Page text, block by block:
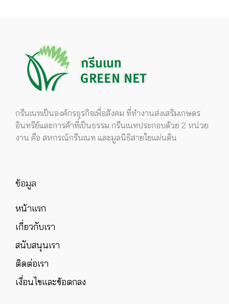
กรีนเนทเป็นองค์กรธุรกิจเพื่อสังคม ที่ทำงานส่งเสริมเกษตร
อินทรีย์และการค้าที่เป็นธรรม กรีนเนทประกอบด้วย 2 หน่วย
งาน คือ สหกรณ์กรีนเนท และมูลนิธิสายใยแผ่นดิน
ข้อมูล
หน้าแรก
เกี่ยวกับเรา
สนับสนุนเรา
ติดต่อเรา
เงื่อนไขและข้อตกลง